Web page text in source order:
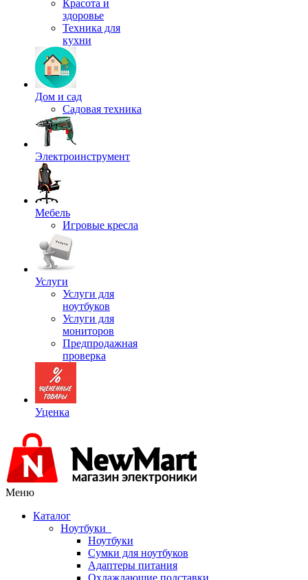
Красота и
здоровье
Техника для
кухни
Дом и сад
Садовая техника
Электроинструмент
Мебель
Игровые кресла
Услуги
Услуги для
ноутбуков
Услуги для
мониторов
Предпродажная
проверка
Уценка
Меню
Каталог
Ноутбуки
Ноутбуки
Сумки для ноутбуков
Адаптеры питания
Охлаждающие подставки